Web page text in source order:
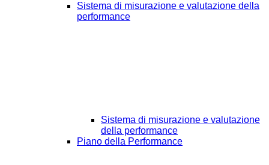
Sistema di misurazione e valutazione della
performance
Sistema di misurazione e valutazione
della performance
Piano della Performance